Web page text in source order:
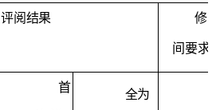
评阅结果 修
间要求
首
全为